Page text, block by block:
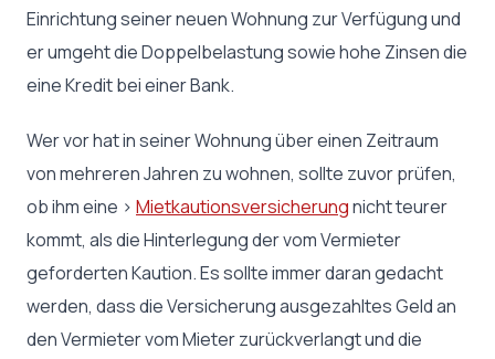
Einrichtung seiner neuen Wohnung zur Verfügung und
er umgeht die Doppelbelastung sowie hohe Zinsen die
eine Kredit bei einer Bank.
Wer vor hat in seiner Wohnung über einen Zeitraum
von mehreren Jahren zu wohnen, sollte zuvor prüfen,
ob ihm eine > Mietkautionsversicherungnicht teurer
kommt, als die Hinterlegung der vom Vermieter
geforderten Kaution. Es sollte immer daran gedacht
werden, dass die Versicherung ausgezahltes Geld an
den Vermieter vom Mieter zurückverlangt und die